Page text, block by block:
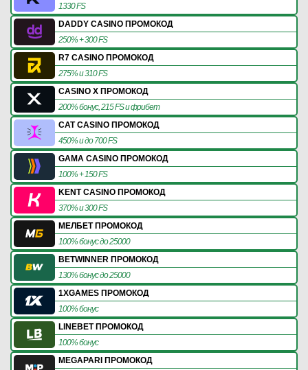
1330 FS
DADDY CASINO ПРОМОКОД
250% + 300 FS
R7 CASINO ПРОМОКОД
275% и 310 FS
CASINO X ПРОМОКОД
200% бонус, 215 FS и фрибет
CAT CASINO ПРОМОКОД
450% и до 700 FS
GAMA CASINO ПРОМОКОД
100% + 150 FS
KENT CASINO ПРОМОКОД
370% и 300 FS
МЕЛБЕТ ПРОМОКОД
100% бонус до 25000
BETWINNER ПРОМОКОД
130% бонус до 25000
1XGAMES ПРОМОКОД
100% бонус
LINEBET ПРОМОКОД
100% бонус
MEGAPARI ПРОМОКОД